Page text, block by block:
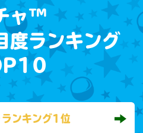
ャ™
度ランキング
ランキング1位